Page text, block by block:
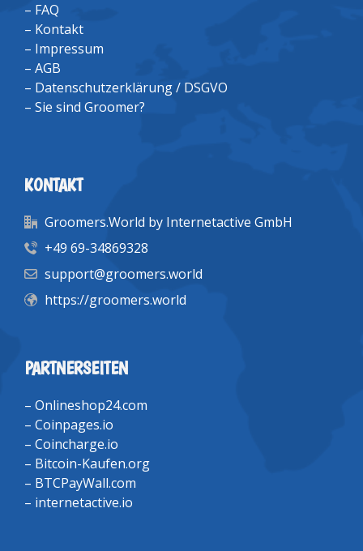
– FAQ
– Kontakt
– Impressum
– AGB
– Datenschutzerklärung / DSGVO
– Sie sind Groomer?
KONTAKT
Groomers.World by Internetactive GmbH
+49 69-34869328
support@groomers.world
https://groomers.world
PARTNERSEITEN
– Onlineshop24.com
– Coinpages.io
– Coincharge.io
– Bitcoin-Kaufen.org
– BTCPayWall.com
– internetactive.io